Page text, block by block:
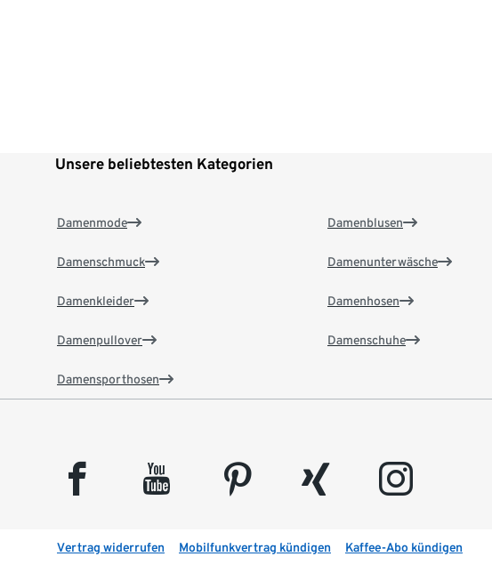
Unsere beliebtesten Kategorien
Damenmode
Damenschmuck
Damenkleider
Damenpullover
Damensporthosen
Damenblusen
Damenunterwäsche
Damenhosen
Damenschuhe
facebook youtube pinterest xing instagram
Vertrag widerrufen Mobilfunkvertrag kündigen Kaffee-Abo kündigen